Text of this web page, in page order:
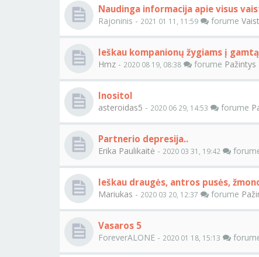
Naudinga informacija apie visus
Rajoninis - 2021 01 11, 11:59 forume
Ieškau kompanionų žygiams į gamtą
Hmz - 2020 08 19, 08:38 forume Pažintys
Inositol
asteroidas5 - 2020 06 29, 14:53 forume
Partnerio depresija..
Erika Paulikaitė - 2020 03 31, 19:42
Ieškau draugės, antros pusės,
Mariukas - 2020 03 20, 12:37 forume
Vasaros 5
ForeverALONE - 2020 01 18, 15:13